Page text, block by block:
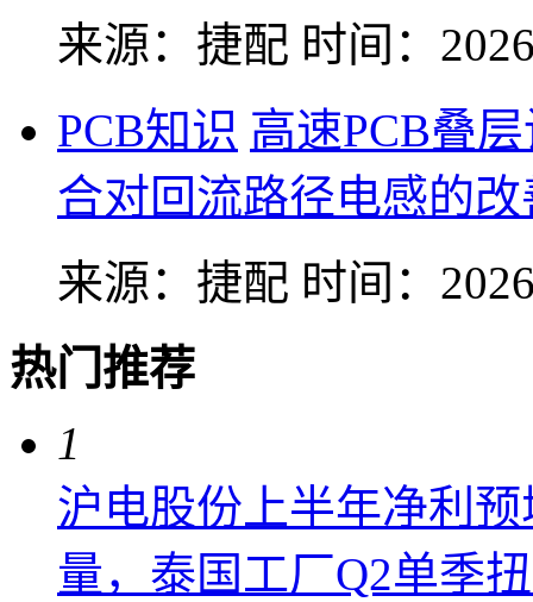
来源：捷配 时间：
PCB知识 高速PCB叠
合对回流路径电感的改
来源：捷配 时间：
热门推荐
1
沪电股份上半年净利
量，泰国工厂Q2单季